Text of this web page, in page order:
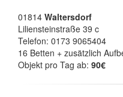
01814 Waltersdorf
Liliensteinstraße 39 c
Telefon: 0173 9065404
16 Betten + zusätzlich
Objekt pro Tag ab: 90€